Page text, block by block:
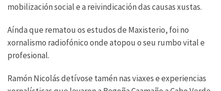
mobilización social e a reivindicación das causas xustas.
Aínda que rematou os estudos de Maxisterio, foi no
xornalismo radiofónico onde atopou o seu rumbo vital e
profesional.
Ramón Nicolás detívose tamén nas viaxes e experiencias